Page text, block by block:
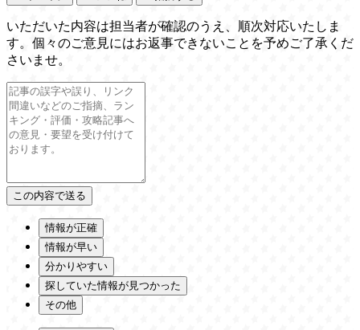
いただいた内容は担当者が確認のうえ、順次対応いたしま
す。個々のご意見にはお返事できないことを予めご了承くだ
さいませ。
情報が正確
情報が早い
分かりやすい
探していた情報が見つかった
その他